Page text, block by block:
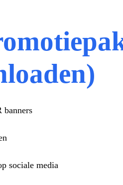
banners
sociale media